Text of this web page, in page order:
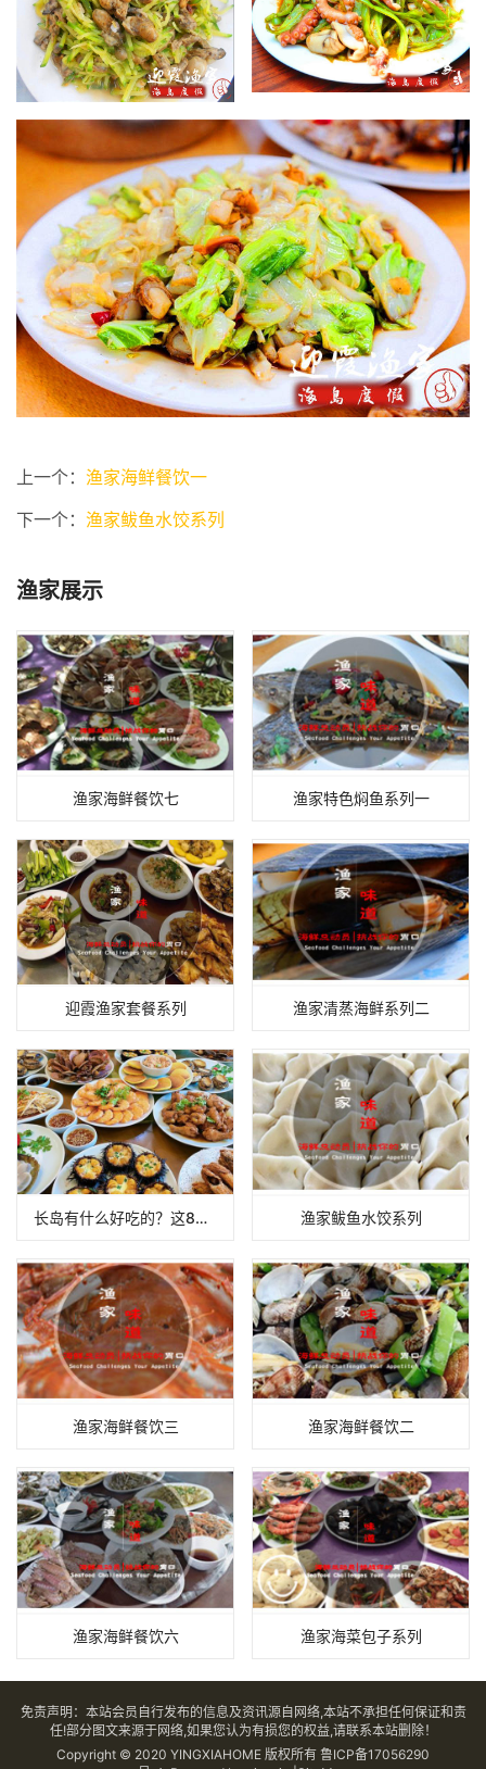
上一个： 渔家海鲜餐饮一
下一个： 渔家鲅鱼水饺系列
渔家展示
渔家海鲜餐饮七 渔家特色焖鱼系列一
迎霞渔家套餐系列 渔家清蒸海鲜系列二
长岛有什么好吃的？这8样本地人常吃的海鲜和小吃，上岛照着吃就对了 渔家鲅鱼水饺系列
渔家海鲜餐饮三 渔家海鲜餐饮二
渔家海鲜餐饮六 渔家海菜包子系列
免责声明：本站会员自行发布的信息及资讯源自网络,本站不承担任何保证和责
任!部分图文来源于网络,如果您认为有损您的权益,请联系本站删除！
Copyright © 2020 YINGXIAHOME 版权所有 鲁ICP备17056290